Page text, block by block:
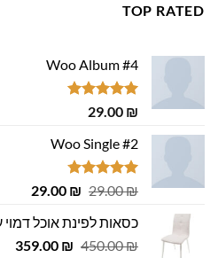
TOP RATED
Woo Album #4
דורג5.00
29.00 ₪
Woo Single #2
דורג4.75
29.00₪
המחיר
היה:
29.00 ₪.
29.00 ₪
המחיר
הוא:
29.00 ₪.
כסאות לפינת אוכל דמוי
450.00₪
המחיר
359.00 ₪